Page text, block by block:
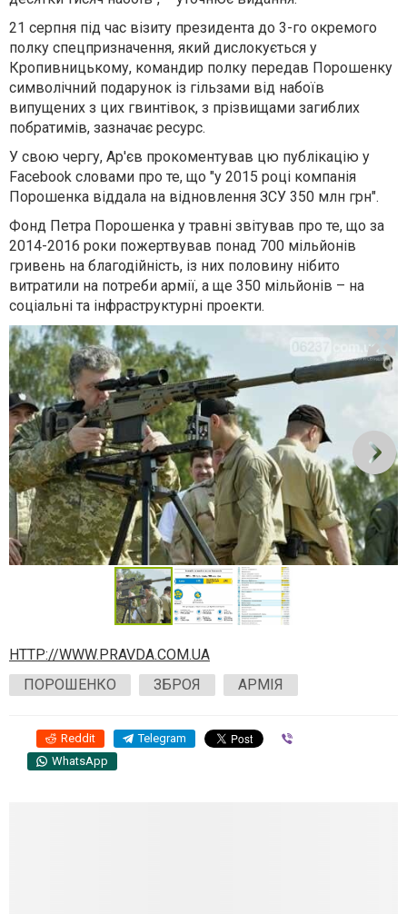
21 серпня під час візиту президента до 3-го окремого
полку спецпризначення, який дислокується у
Кропивницькому, командир полку передав Порошенку
символічний подарунок із гільзами від набоїв
випущених з цих гвинтівок, з прізвищами загиблих
побратимів, зазначає ресурс.
У свою чергу, Ар'єв прокоментував цю публікацію у
Facebook словами про те, що "у 2015 році компанія
Порошенка віддала на відновлення ЗСУ 350 млн грн".
Фонд Петра Порошенка у травні звітував про те, що за
2014-2016 роки пожертвував понад 700 мільйонів
гривень на благодійність, із них половину нібито
витратили на потреби армії, а ще 350 мільйонів – на
соціальні та інфраструктурні проекти.
HTTP://WWW.PRAVDA.COM.UA
ПОРОШЕНКО
ЗБРОЯ АРМІЯ
Reddit Telegram
WhatsApp